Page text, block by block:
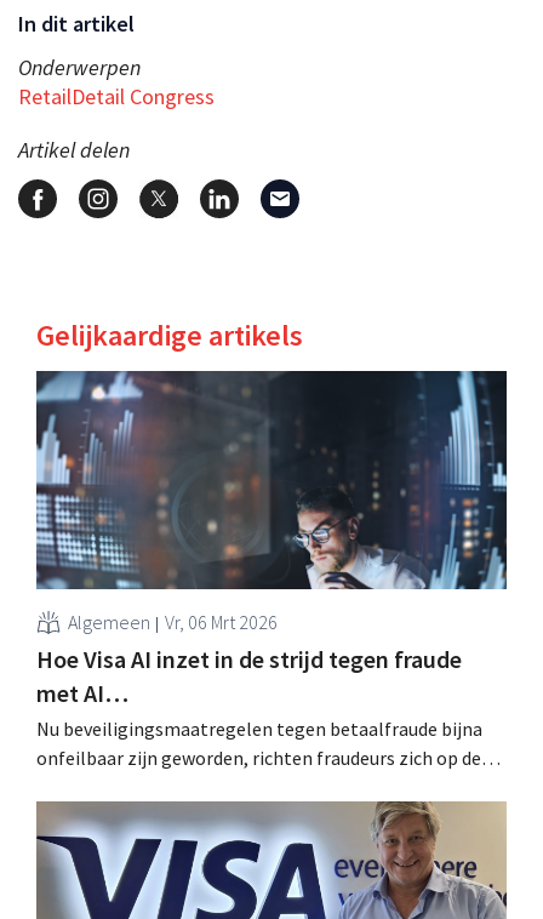
In dit artikel
Onderwerpen
RetailDetail Congress
Artikel delen
Gelijkaardige artikels
Algemeen Vr, 06 Mrt 2026
Hoe Visa AI inzet in de strijd tegen fraude
met AI…
Nu beveiligingsmaatregelen tegen betaalfraude bijna
onfeilbaar zijn geworden, richten fraudeurs zich op de
content die niet te onderscheiden is van legitieme
documenten. Visa trekt ten strijde met drie